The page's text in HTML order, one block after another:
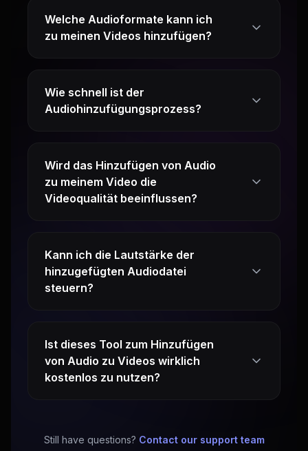
Welche Audioformate kann ich
zu meinen Videos hinzufügen?
Wie schnell ist der
Audiohinzufügungsprozess?
Wird das Hinzufügen von Audio
zu meinem Video die
Videoqualität beeinflussen?
Kann ich die Lautstärke der
hinzugefügten Audiodatei
steuern?
Ist dieses Tool zum Hinzufügen
von Audio zu Videos wirklich
kostenlos zu nutzen?
Still have questions? Contact our support team